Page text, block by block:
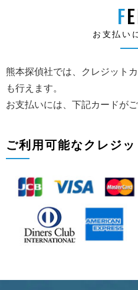
お支払い
熊本探偵社では、クレジット
も行えます。
お支払いには、下記カードが
ご利用可能なクレジッ